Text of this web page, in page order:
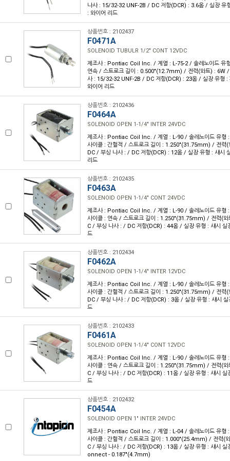
나사 : 15/32-32 UNF-2B / DC 저항(DCR) : 3.6옴 / 실장 유
: 와이어 리드
상품번호 : 2102437
F0471A
SOLENOID TUBULR 1/2" CONT 12VDC
제조사 : Pontiac Coil Inc. / 계열 : L-75-2 / 솔레노이드 유
연속 / 스트로크 길이 : 0.500"(12.7mm) / 전력(와트) : 6W
사 : 15/32-32 UNF-2B / DC 저항(DCR) : 23옴 / 실장 유형 :
와이어 리드
상품번호 : 2102436
F0464A
SOLENOID OPEN 1-1/4" INTER 24VDC
제조사 : Pontiac Coil Inc. / 계열 : L-90 / 솔레노이드 유형 :
사이클 : 간헐적 / 스트로크 길이 : 1.250"(31.75mm) / 전력
DC / 부싱 나사 : / DC 저항(DCR) : 12옴 / 실장 유형 : 섀시
리드
상품번호 : 2102435
F0463A
SOLENOID OPEN 1-1/4" CONT 24VDC
제조사 : Pontiac Coil Inc. / 계열 : L-90 / 솔레노이드 유형 :
사이클 : 연속 / 스트로크 길이 : 1.250"(31.75mm) / 전력(
C / 부싱 나사 : / DC 저항(DCR) : 44옴 / 실장 유형 : 섀시 실
드
상품번호 : 2102434
F0462A
SOLENOID OPEN 1-1/4" INTER 12VDC
제조사 : Pontiac Coil Inc. / 계열 : L-90 / 솔레노이드 유형 :
사이클 : 간헐적 / 스트로크 길이 : 1.250"(31.75mm) / 전력
DC / 부싱 나사 : / DC 저항(DCR) : 3옴 / 실장 유형 : 섀시
드
상품번호 : 2102433
F0461A
SOLENOID OPEN 1-1/4" CONT 12VDC
제조사 : Pontiac Coil Inc. / 계열 : L-90 / 솔레노이드 유형 :
사이클 : 연속 / 스트로크 길이 : 1.250"(31.75mm) / 전력(
C / 부싱 나사 : / DC 저항(DCR) : 11옴 / 실장 유형 : 섀시 실
드
상품번호 : 2102432
F0454A
SOLENOID OPEN 1" INTER 24VDC
제조사 : Pontiac Coil Inc. / 계열 : L-04 / 솔레노이드 유형 :
사이클 : 간헐적 / 스트로크 길이 : 1.000"(25.4mm) / 전력(
C / 부싱 나사 : / DC 저항(DCR) : 13옴 / 실장 유형 : 섀시
onnect - 0.187"(4.7mm)